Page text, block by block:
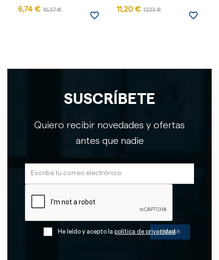
6,74 € 10,37 €
favorite_border
11,20 € 17,23 €
favorite_border
SUSCRÍBETE
Quiero recibir novedades y ofertas
antes que nadie
He leído y acepto la política de privacidad